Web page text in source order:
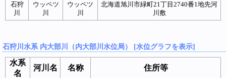
石狩
川
ウッペツ
川
ウッペツ
川
北海道旭川市緑町21丁目2740番1地先河
川敷
石狩川水系 内大部川（内大部川水位局） [水位グラフを表示]
水系
名
河川名 名称 住所等